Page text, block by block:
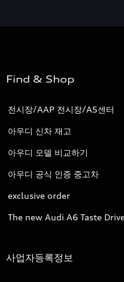
Find & Shop
전시장/AAP 전시장/AS센터
아우디 신차 재고
아우디 모델 비교하기
아우디 공식 인증 중고차
exclusive order
The new Audi A6 Taste
사업자등록정보